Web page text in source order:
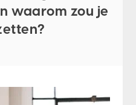
waarom zou je